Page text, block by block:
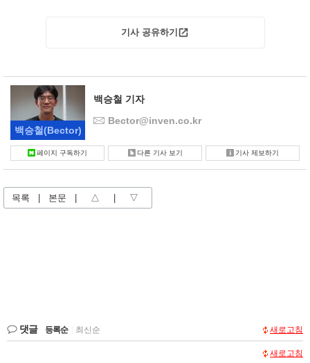
기사 공유하기
백승철(Bector)
백승철 기자
Bector@inven.co.kr
페이지 구독하기 다른 기사 보기 기사 제보하기
목록 | 본문 | △ | ▽
댓글 등록순 최신순 새로고침
새로고침